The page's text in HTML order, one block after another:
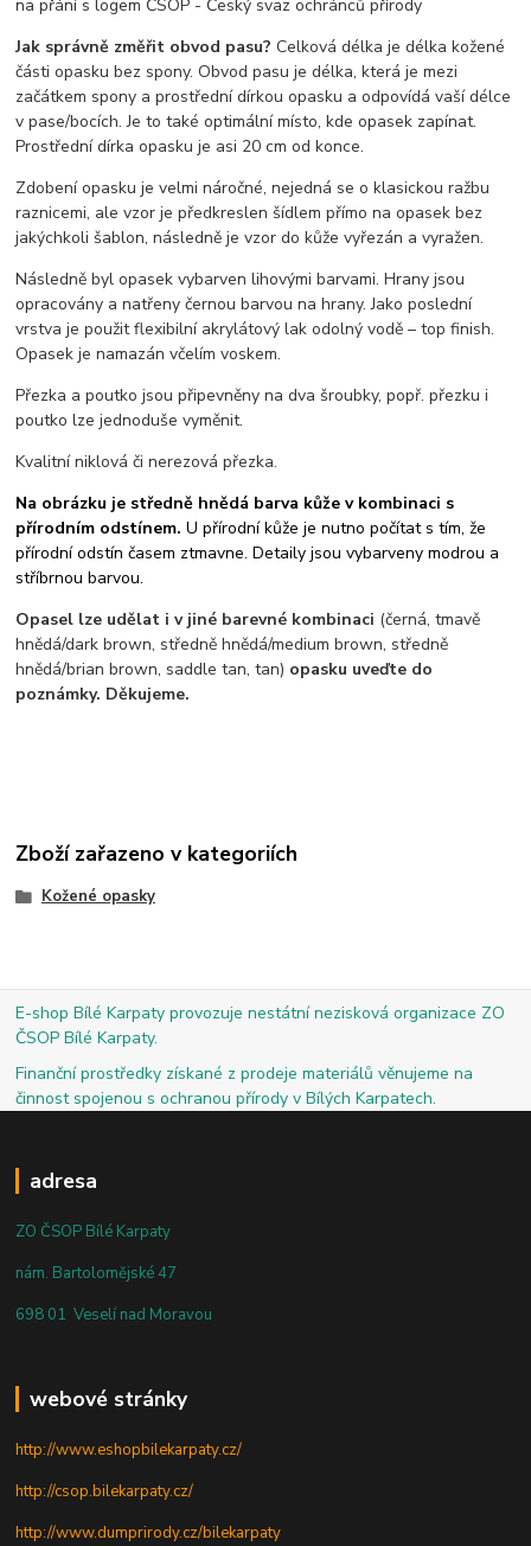
na přání s logem ČSOP - Český svaz ochránců přírody
Jak správně změřit obvod pasu?Celková délka je délka kožené
části opasku bez spony. Obvod pasu je délka, která je mezi
začátkem spony a prostřední dírkou opasku a odpovídá vaší délce
v pase/bocích. Je to také optimální místo, kde opasek zapínat.
Prostřední dírka opasku je asi 20 cm od konce.
Zdobení opasku je velmi náročné, nejedná se o klasickou ražbu
raznicemi, ale vzor je předkreslen šídlem přímo na opasek bez
jakýchkoli šablon, následně je vzor do kůže vyřezán a vyražen.
Následně byl opasek vybarven lihovými barvami. Hrany jsou
opracovány a natřeny černou barvou na hrany. Jako poslední
vrstva je použit flexibilní akrylátový lak odolný vodě – top finish.
Opasek je namazán včelím voskem.
Přezka a poutko jsou připevněny na dva šroubky, popř. přezku i
poutko lze jednoduše vyměnit.
Kvalitní niklová či nerezová přezka.
Na obrázku je středně hnědá barva kůže v kombinaci s
přírodním odstínem.U přírodní kůže je nutno počítat s tím, že
přírodní odstín časem ztmavne. Detaily jsou vybarveny modrou a
stříbrnou barvou.
Opasel lze udělat i v jiné barevné kombinaci (černá, tmavě
hnědá/dark brown, středně hnědá/medium brown, středně
hnědá/brian brown, saddle tan, tan) opasku uveďte do
poznámky. Děkujeme.
Zboží zařazeno v kategoriích
Kožené opasky
E-shop Bílé Karpaty provozuje nestátní nezisková organizace ZO
ČSOP Bílé Karpaty.
Finanční prostředky získané z prodeje materiálů věnujeme na
činnost spojenou s ochranou přírody v Bílých Karpatech.
adresa
ZO ČSOP Bílé Karpaty
nám. Bartolomějské 47
698 01 Veselí nad Moravou
webové stránky
http://www.eshopbilekarpaty.cz/
http://csop.bilekarpaty.cz/
http://www.dumprirody.cz/bilekarpaty